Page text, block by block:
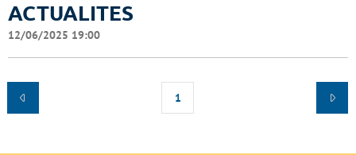
ACTUALITES
12/06/2025 19:00
1